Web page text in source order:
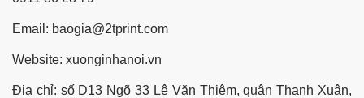
Email: baogia@2tprint.com
Website: xuonginhanoi.vn
Địa chỉ: số D13 Ngõ 33 Lê Văn Thiêm, quận Thanh Xuân,